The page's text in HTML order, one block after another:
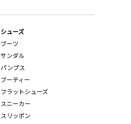
シューズ
ブーツ
サンダル
パンプス
ブーティー
フラットシューズ
スニーカー
スリッポン